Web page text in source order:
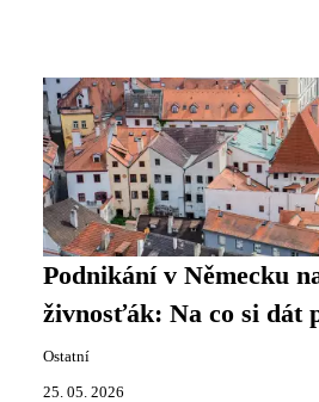
Podnikání v Německu
živnosťák: Na co si dát
Ostatní
25. 05. 2026